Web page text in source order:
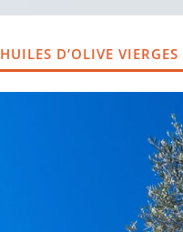
HUILES D’OLIVE VIERGES